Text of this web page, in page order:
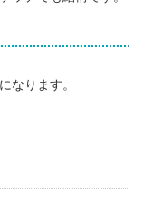
なります。